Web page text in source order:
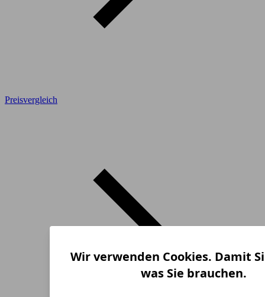
Wir verwenden Cookies. Damit
was Sie brauchen.
Preisvergleich